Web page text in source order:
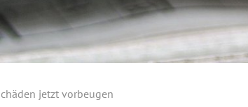
jetzt vorbeugen